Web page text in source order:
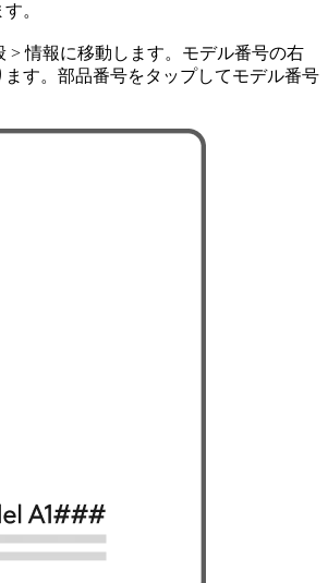
。
> 情報に移動します。モデル番号の右
す。部品番号をタップしてモデル番号